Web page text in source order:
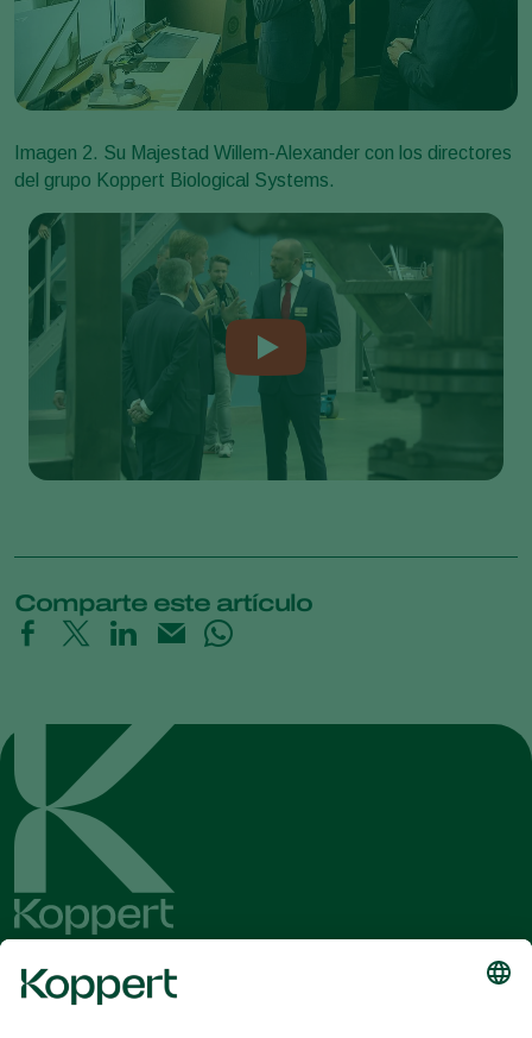
Imagen 2. Su Majestad Willem-Alexander con los directores
del grupo Koppert Biological Systems.
Comparte este artículo